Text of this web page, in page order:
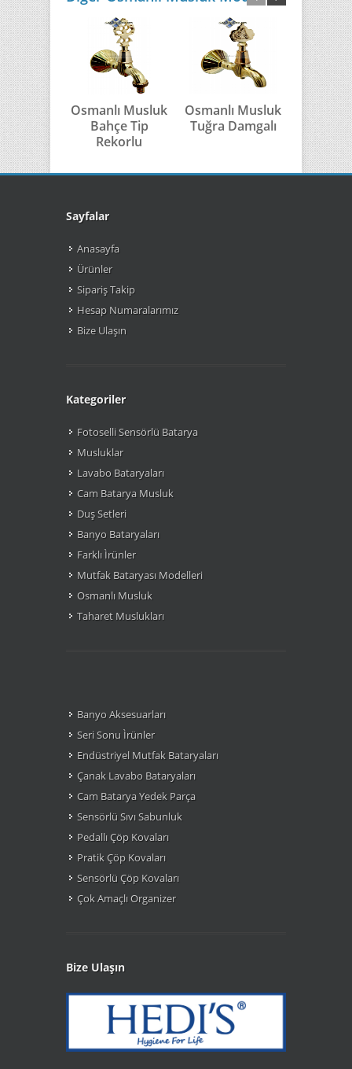
Osmanlı Musluk
Bahçe Tip
Rekorlu
Osmanlı Musluk
Tuğra Damgalı
Kurt
Sayfalar
Anasayfa
Ürünler
Sipariş Takip
Hesap Numaralarımız
Bize Ulaşın
Kategoriler
Fotoselli Sensörlü Batarya
Musluklar
Lavabo Bataryaları
Cam Batarya Musluk
Duş Setleri
Banyo Bataryaları
Farklı Ìrünler
Mutfak Bataryası Modelleri
Osmanlı Musluk
Taharet Muslukları
Banyo Aksesuarları
Seri Sonu Ìrünler
Endüstriyel Mutfak Bataryaları
Çanak Lavabo Bataryaları
Cam Batarya Yedek Parça
Sensörlü Sıvı Sabunluk
Pedallı Çöp Kovaları
Pratik Çöp Kovaları
Sensörlü Çöp Kovaları
Çok Amaçlı Organizer
Bize Ulaşın